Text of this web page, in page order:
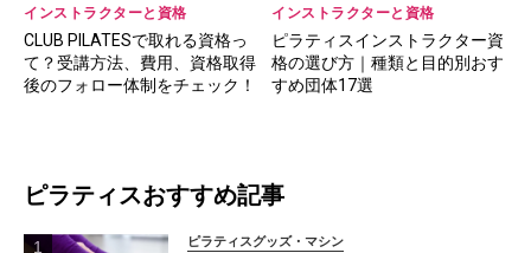
インストラクターと資格
CLUB PILATESで取れる資格っ
て？受講方法、費用、資格取得
後のフォロー体制をチェック！
インストラクターと資格
ピラティスインストラクター資
格の選び方｜種類と目的別おす
すめ団体17選
ピラティスおすすめ記事
ピラティスグッズ・マシン